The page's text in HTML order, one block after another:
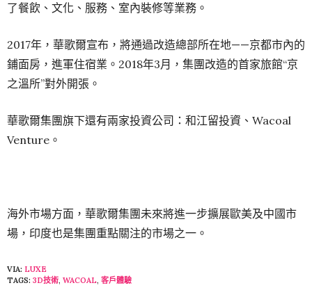
了餐飲、文化、服務、室內裝修等業務。
2017年，華歌爾宣布，將通過改造總部所在地——京都市內的
鋪面房，進軍住宿業。2018年3月，集團改造的首家旅館“京
之溫所”對外開張。
華歌爾集團旗下還有兩家投資公司：和江留投資、Wacoal
Venture。
海外市場方面，華歌爾集團未來將進一步擴展歐美及中國市
場，印度也是集團重點關注的市場之一。
VIA: LUXE
TAGS: 3D技術, WACOAL, 客戶體驗